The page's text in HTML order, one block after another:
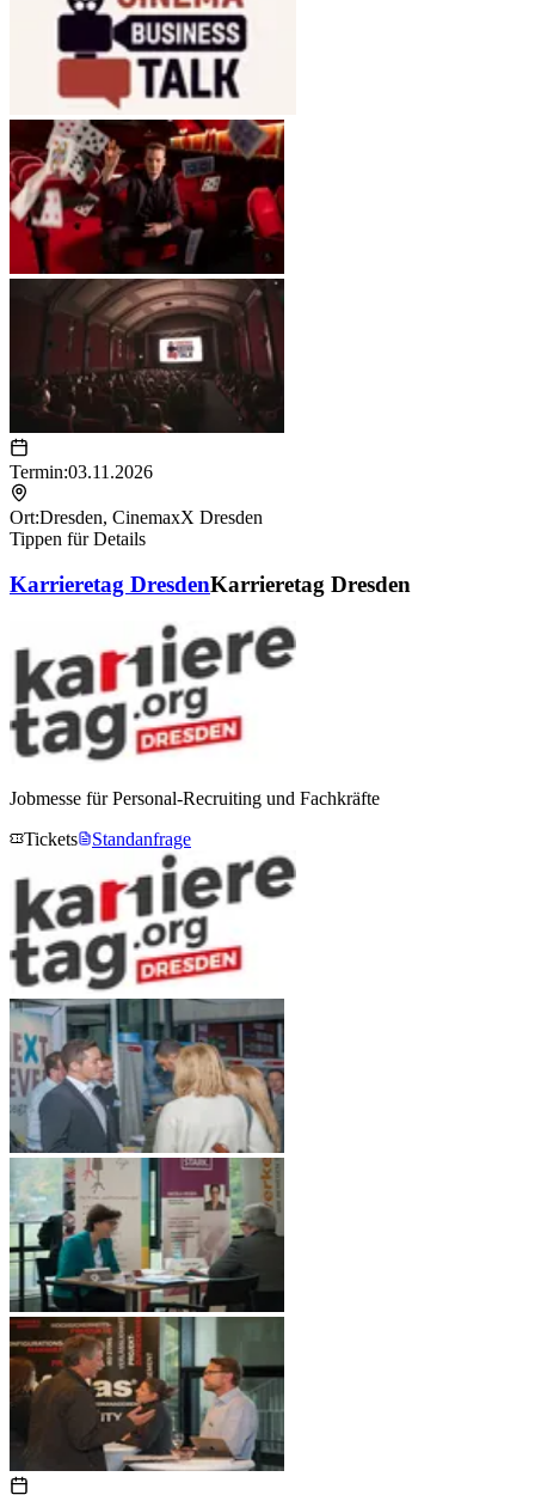
Termin:03.11.2026
Ort:Dresden, CinemaxX Dresden
Tippen für Details
Karrieretag DresdenKarrieretag Dresden
Jobmesse für Personal-Recruiting und Fachkräfte
Tickets
Standanfrage